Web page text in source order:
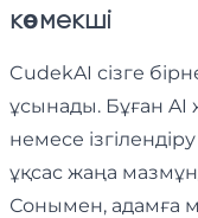
көмекші
CudekAI сізге
ұсынады. Бұған AI
немесе
ұқсас жаңа
Сонымен, адамға